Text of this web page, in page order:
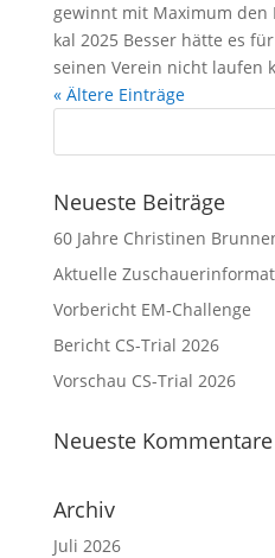
gewinnt mit Maxi­mum den
kal 2025 Bes­ser hät­te es
sei­nen Ver­ein nicht lau­fen
« Ältere Einträge
Neueste Beiträge
60 Jahre Christinen
Aktuelle
Vorbericht EM-Challenge
Bericht CS-Trial 2026
Vorschau CS-Trial 2026
Neueste Kommentare
Archiv
Juli 2026